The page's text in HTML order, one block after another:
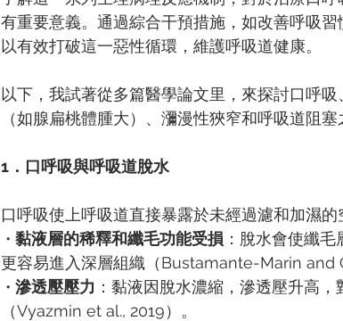
有重要意義。通過綜合干預措施，如改善呼吸
以有效打破這一惡性循環，維護呼吸道健康。
以下，我試著從多篇醫學論文里，來探討口呼
（如腺扁桃體腫大）、瀰漫性狹窄和呼吸道阻
1．口呼吸與呼吸道脫水
口呼吸使上呼吸道直接暴露於未經過濾和加濕
• 黏液層的稀釋和纖毛功能受損 ：脫水會使纖
更容易進入深層組織（Bustamante-Marin and
• 滲透壓壓力 ：黏液因脫水濃縮，滲透壓升高
（Vyazmin et al., 2019）。